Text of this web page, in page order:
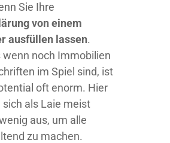
Sie Ihre
von einem
ausfüllen lassen.
wenn noch Immobilien
im Spiel sind, ist
oft enorm. Hier
sich als Laie meist
aus, um alle
zu machen.